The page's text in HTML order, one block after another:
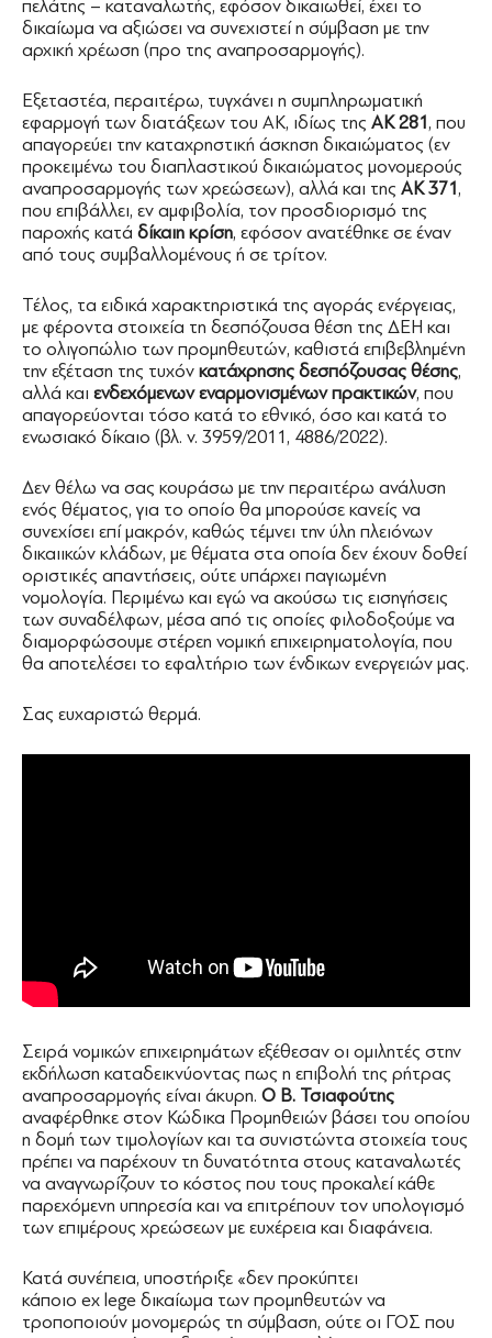
πελάτης – καταναλωτής, εφόσον δικαιωθεί, έχει το
δικαίωμα να αξιώσει να συνεχιστεί η σύμβαση με την
αρχική χρέωση (προ της αναπροσαρμογής).
Εξεταστέα, περαιτέρω, τυγχάνει η συμπληρωματική
εφαρμογή των διατάξεων του ΑΚ, ιδίως της ΑΚ 281, που
απαγορεύει την καταχρηστική άσκηση δικαιώματος (εν
προκειμένω του διαπλαστικού δικαιώματος μονομερούς
αναπροσαρμογής των χρεώσεων), αλλά και της ΑΚ 371,
που επιβάλλει, εν αμφιβολία, τον προσδιορισμό της
παροχής κατά δίκαιη κρίση, εφόσον ανατέθηκε σε έναν
από τους συμβαλλομένους ή σε τρίτον.
Τέλος, τα ειδικά χαρακτηριστικά της αγοράς ενέργειας,
με φέροντα στοιχεία τη δεσπόζουσα θέση της ΔΕΗ και
το ολιγοπώλιο των προμηθευτών, καθιστά επιβεβλημένη
την εξέταση της τυχόν κατάχρησης δεσπόζουσας θέσης,
αλλά και ενδεχόμενων εναρμονισμένων πρακτικών, που
απαγορεύονται τόσο κατά το εθνικό, όσο και κατά το
ενωσιακό δίκαιο (βλ. ν. 3959/2011, 4886/2022).
Δεν θέλω να σας κουράσω με την περαιτέρω ανάλυση
ενός θέματος, για το οποίο θα μπορούσε κανείς να
συνεχίσει επί μακρόν, καθώς τέμνει την ύλη πλειόνων
δικαιικών κλάδων, με θέματα στα οποία δεν έχουν δοθεί
οριστικές απαντήσεις, ούτε υπάρχει παγιωμένη
νομολογία. Περιμένω και εγώ να ακούσω τις εισηγήσεις
των συναδέλφων, μέσα από τις οποίες φιλοδοξούμε να
διαμορφώσουμε στέρεη νομική επιχειρηματολογία, που
θα αποτελέσει το εφαλτήριο των ένδικων ενεργειών μας.
Σας ευχαριστώ θερμά.
Σειρά νομικών επιχειρημάτων εξέθεσαν οι ομιλητές στην
εκδήλωση καταδεικνύοντας πως η επιβολή της ρήτρας
αναπροσαρμογής είναι άκυρη. Ο Β. Τσιαφούτης
αναφέρθηκε στον Κώδικα Προμηθειών βάσει του οποίου
η δομή των τιμολογίων και τα συνιστώντα στοιχεία τους
πρέπει να παρέχουν τη δυνατότητα στους καταναλωτές
να αναγνωρίζουν το κόστος που τους προκαλεί κάθε
παρεχόμενη υπηρεσία και να επιτρέπουν τον υπολογισμό
των επιμέρους χρεώσεων με ευχέρεια και διαφάνεια.
Κατά συνέπεια, υποστήριξε «δεν προκύπτει
κάποιο ex lege δικαίωμα των προμηθευτών να
τροποποιούν μονομερώς τη σύμβαση, ούτε οι ΓΟΣ που